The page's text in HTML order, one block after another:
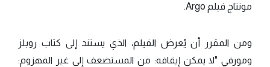
مونتاج فيلم Argo.
ومن المقرر أن يُعرض الفيلم، الذي يستند إلى كتاب روبلز
ومورفي "لا يمكن إيقافه: من المستضعف إلى غير المهزوم: